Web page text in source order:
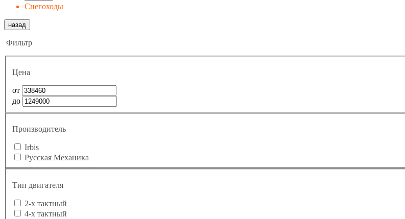
Снегоходы
назад
Фильтр
Цена
от
до
Производитель
Irbis
Русская Механика
Тип двигателя
2-х тактный
4-х тактный